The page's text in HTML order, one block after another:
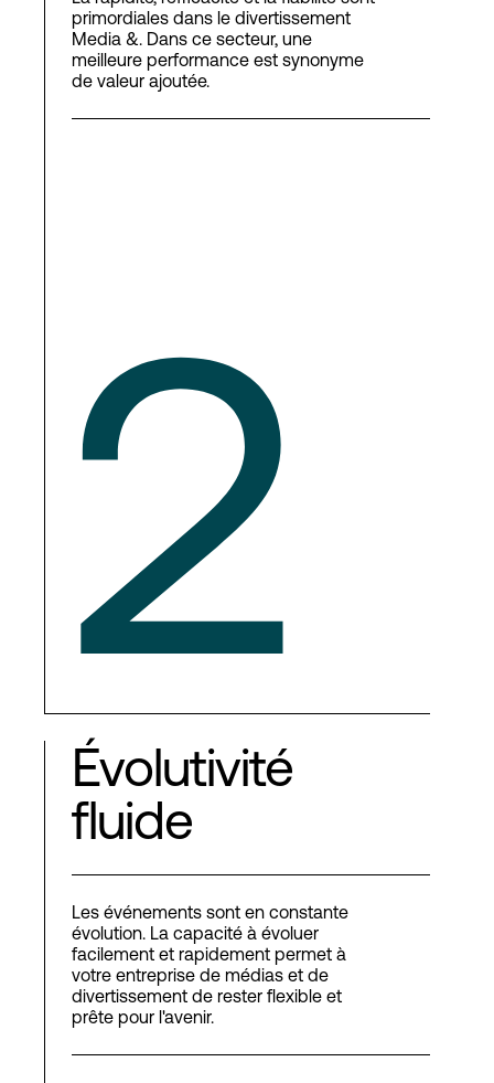
primordiales dans le divertissement
Media &. Dans ce secteur, une
meilleure performance est synonyme
de valeur ajoutée.
2
Évolutivité
fluide
Les événements sont en constante
évolution. La capacité à évoluer
facilement et rapidement permet à
votre entreprise de médias et de
divertissement de rester flexible et
prête pour l'avenir.